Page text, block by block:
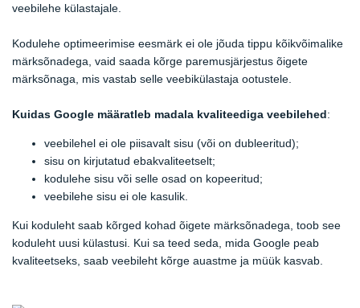
veebilehe külastajale.
Kodulehe optimeerimise eesmärk ei ole jõuda tippu kõikvõimalike
märksõnadega, vaid saada kõrge paremusjärjestus õigete
märksõnaga, mis vastab selle veebikülastaja ootustele.
Kuidas Google määratleb madala kvaliteediga veebilehed:
veebilehel ei ole piisavalt sisu (või on dubleeritud);
sisu on kirjutatud ebakvaliteetselt;
kodulehe sisu või selle osad on kopeeritud;
veebilehe sisu ei ole kasulik.
Kui koduleht saab kõrged kohad õigete märksõnadega, toob see
koduleht uusi külastusi. Kui sa teed seda, mida Google peab
kvaliteetseks, saab veebileht kõrge auastme ja müük kasvab.